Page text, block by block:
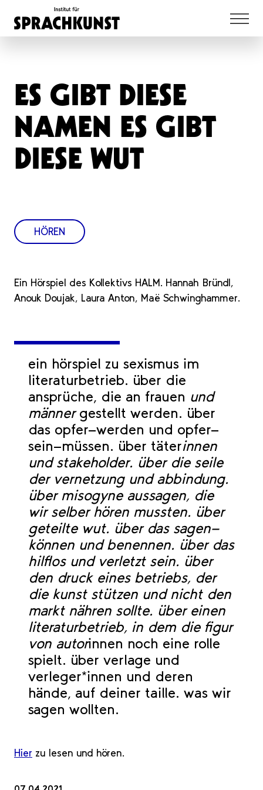
ES GIBT DIESE
NAMEN ES GIBT
DIESE WUT
HÖREN
Ein Hörspiel des Kollektivs HALM. Hannah Bründl,
Anouk Doujak, Laura Anton, Maë Schwinghammer.
ein hörspiel zu sexismus im
literaturbetrieb. über die
ansprüche, die an frauen und
männergestellt werden. über
das opfer-werden und opfer-
sein-müssen. über täterinnen
und stakeholder. über die seile
der vernetzung und abbindung.
über misogyne aussagen, die
wir selber hören mussten. über
geteilte wut. über das sagen-
können und benennen. über das
hilflos und verletzt sein. über
den druck eines betriebs, der
die kunst stützen und nicht den
markt nähren sollte. über einen
literaturbetrieb, in dem die figur
von autorinnen noch eine rolle
spielt. über verlage und
verleger*innen und deren
hände, auf deiner taille. was wir
sagen wollten.
Hier zu lesen und hören.